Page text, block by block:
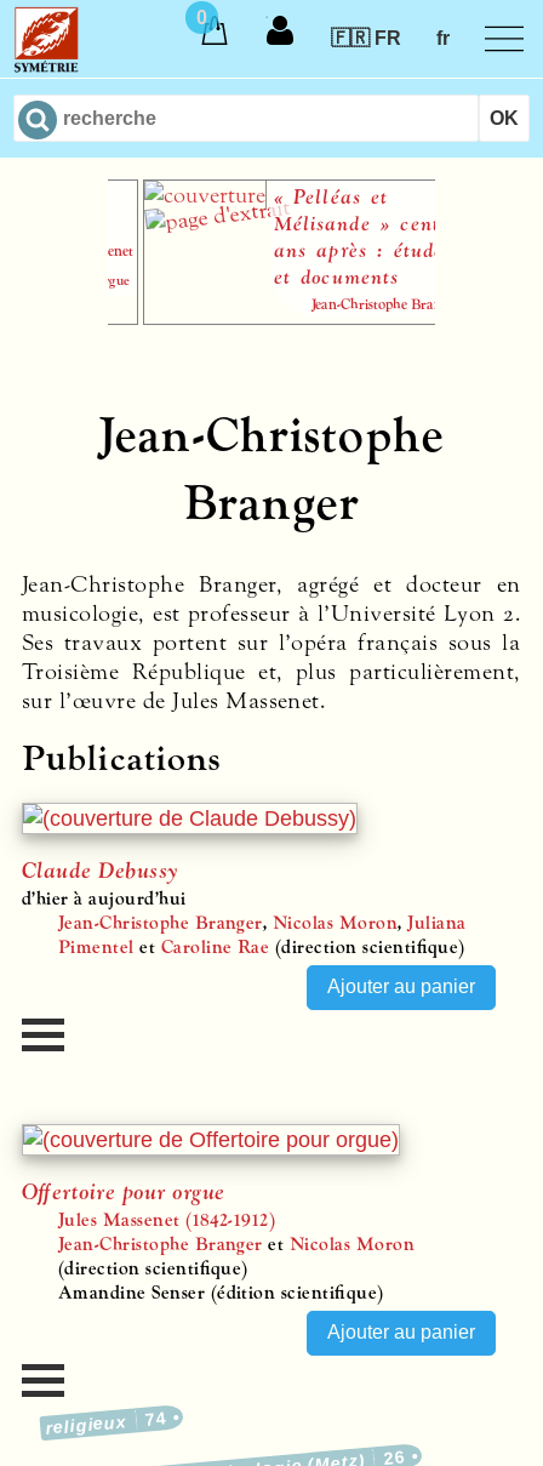
0
🇫🇷 FR
fr
« Pelléas et
Mélisande » cent
ans après : études
et documents
Jean-Christophe Branger
Jean-Christophe
Branger
Jean-Christophe Branger, agrégé et docteur en
musicologie, est professeur à l’Université Lyon 2.
Ses travaux portent sur l’opéra français sous la
Troisième République et, plus particulièrement,
sur l’œuvre de Jules Massenet.
Publications
Claude Debussy
d’hier à aujourd’hui
Jean-Christophe Branger, Nicolas Moron,Juliana
Pimentel et Caroline Rae (direction scientifique)
Offertoire pour orgue
Jules Massenet (1842-1912)
Jean-Christophe Branger et Nicolas Moron
(direction scientifique)
Amandine Senser (édition scientifique)
religieux 74
26